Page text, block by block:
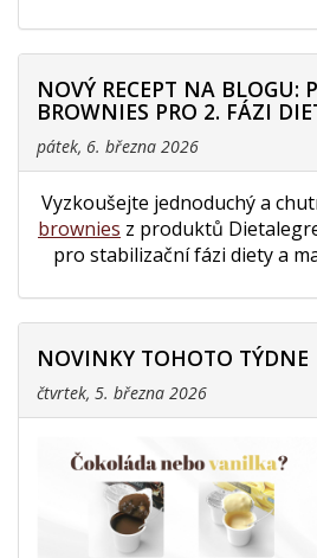
NOVÝ RECEPT NA BLOGU:
BROWNIES PRO 2. FÁZI
pátek, 6. března 2026
Vyzkoušejte jednoduchý a
brownies z produktů
pro stabilizační fázi diety a
NOVINKY TOHOTO TÝDNE
čtvrtek, 5. března 2026